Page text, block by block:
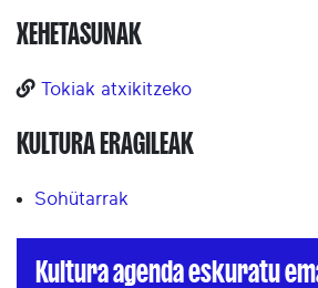
XEHETASUNAK
Tokiak atxikitzeko
KULTURA ERAGILEAK
Sohütarrak
Kultura agenda eskuratu